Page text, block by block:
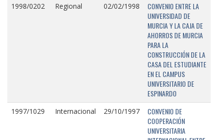
1998/0202 Regional 02/02/1998
CONVENIO ENTRE LA
UNIVERSIDAD DE
MURCIA Y LA CAJA DE
AHORROS DE MURCIA
PARA LA
CONSTRUCCIÓN DE LA
CASA DEL ESTUDIANTE
EN EL CAMPUS
UNIVERSITARIO DE
ESPINARDO
1997/1029 Internacional 29/10/1997
CONVENIO DE
COOPERACIÓN
UNIVERSITARIA